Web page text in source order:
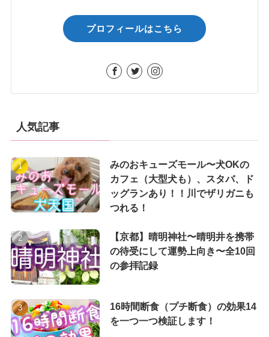
プロフィールはこちら
人気記事
みのおキューズモール〜犬OKの
カフェ（大型犬も）、スタバ、ド
ッグランあり！！川でザリガニも
つれる！
【京都】晴明神社〜晴明井を携帯
の待受にして運勢上向き〜全10回
の参拝記録
16時間断食（プチ断食）の効果14
を一つ一つ検証します！